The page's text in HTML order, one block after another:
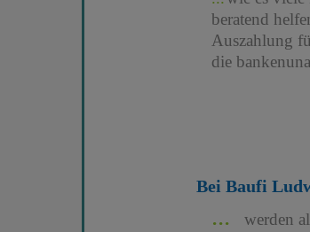
beratend
Auszahlung
die
Bei Baufi
werden